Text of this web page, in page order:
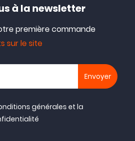
à la newsletter
première commande
sur le site
générales et la